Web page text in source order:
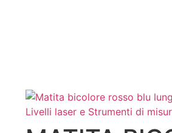
Livelli laser e Strumenti di